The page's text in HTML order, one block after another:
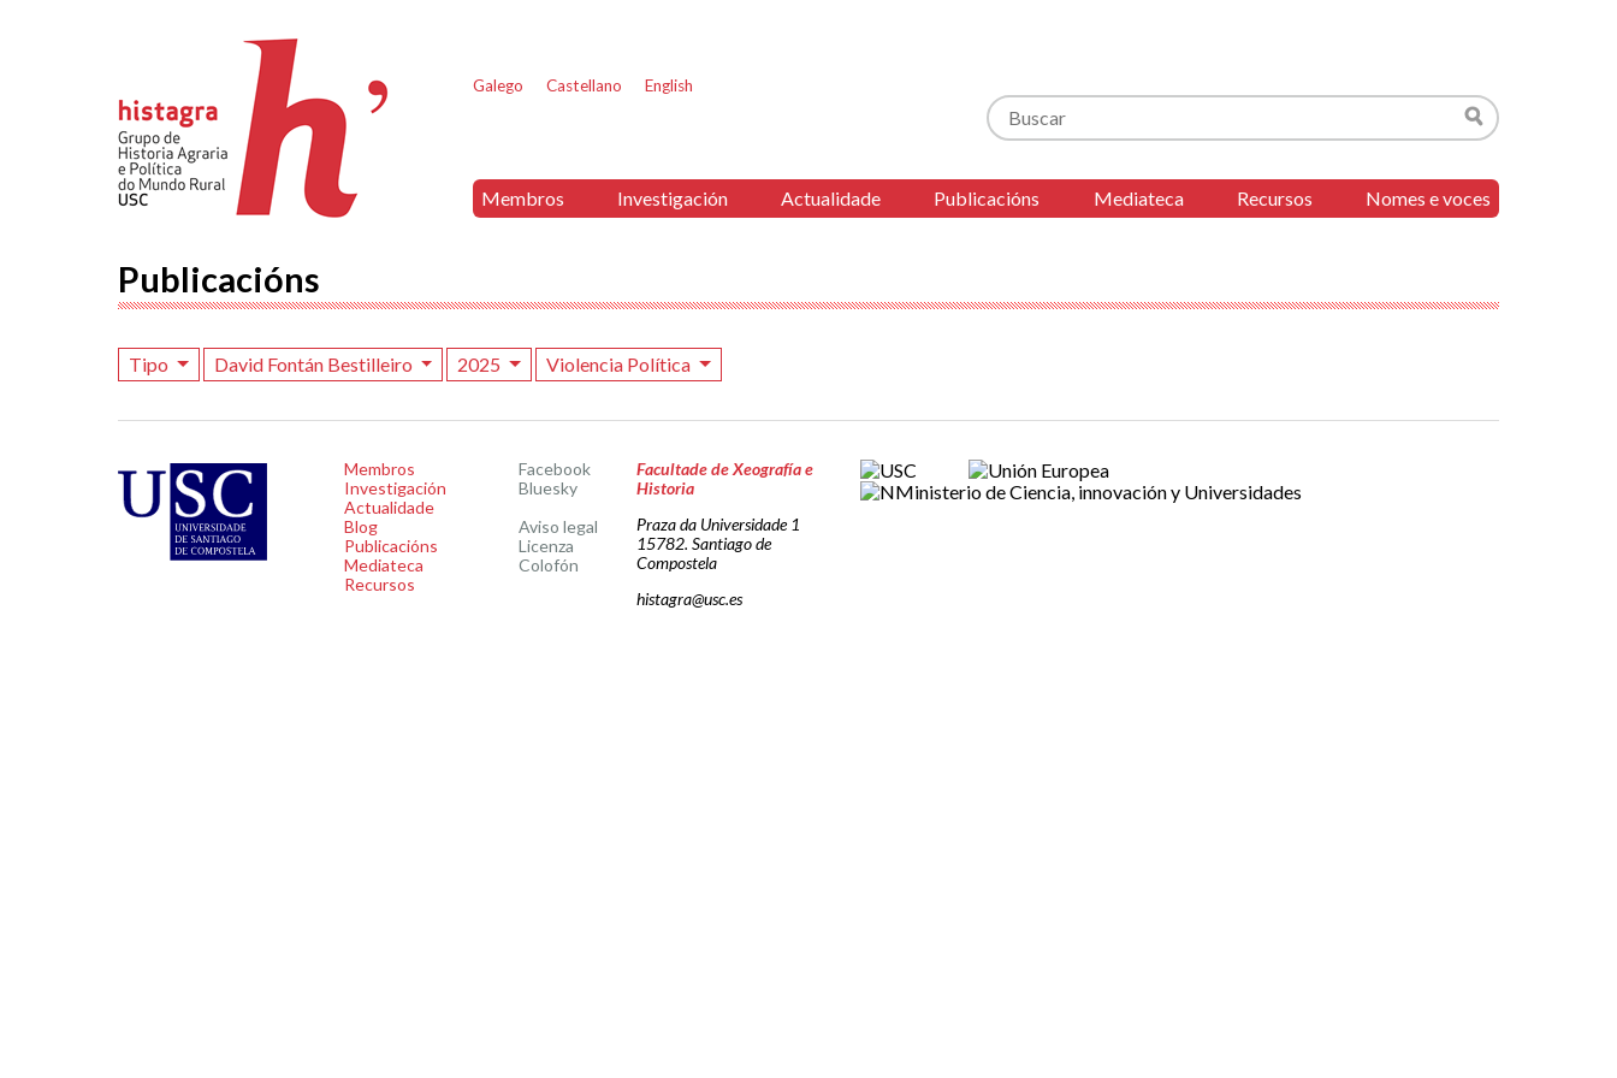
Galego Castellano English
Buscar
Buscar
Membros Investigación Actualidade Publicacións Mediateca Recursos Nomes e voces
Publicacións
Tipo David Fontán Bestilleiro 2025 Violencia Política
Membros
Investigación
Actualidade
Blog
Publicacións
Mediateca
Recursos
Facebook
Bluesky
Aviso legal
Licenza
Colofón
Facultade de Xeografía e
Historia
Praza da Universidade 1
15782. Santiago de
Compostela
histagra@usc.es